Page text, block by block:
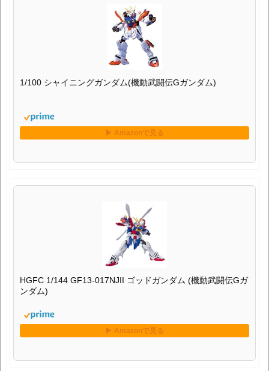
1/100 シャイニングガンダム(機動武闘伝Gガンダム)
HGFC 1/144 GF13-017NJII ゴッドガンダム (機動武闘伝Gガ
ンダム)